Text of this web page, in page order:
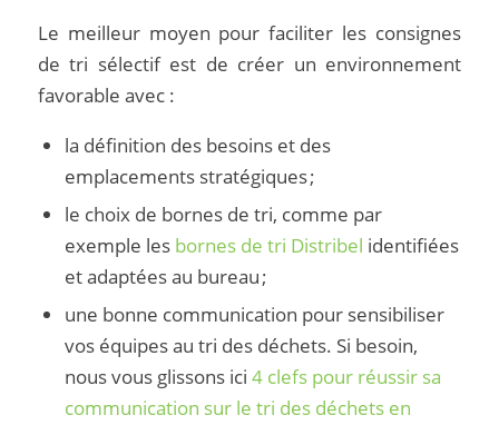
Le meilleur moyen pour faciliter les consignes
de tri sélectif est de créer un environnement
favorable avec :
la définition des besoins et des
emplacements stratégiques ;
le choix de bornes de tri, comme par
exemple les bornes de tri Distribel identifiées
et adaptées au bureau ;
une bonne communication pour sensibiliser
vos équipes au tri des déchets. Si besoin,
nous vous glissons ici 4 clefs pour réussir sa
communication sur le tri des déchets en